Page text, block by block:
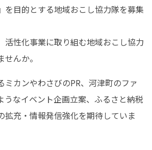
を目的とする地域おこし協力隊を募集
活性化事業に取り組む地域おこし協力
んか。
ミカンやわさびのPR、河津町のファ
うなイベント企画立案、ふるさと納税
拡充・情報発信強化を期待していま